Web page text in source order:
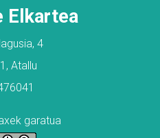
Elkartea
4
Atallu
garatua